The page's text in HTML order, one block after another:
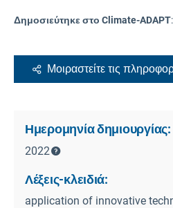
Δημοσιεύτηκε στο Climate-ADAPT:
Μοιραστείτε τις
Ημερομηνία δημιουργίας:
2022
Λέξεις-κλειδιά:
application of innovative